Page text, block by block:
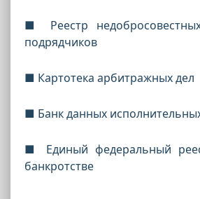
■ Реестр
подрядчиков
■ Картотека арбитражных дел
■ Банк данных
■ Единый федеральный
банкротстве